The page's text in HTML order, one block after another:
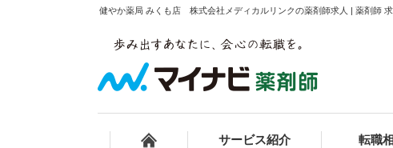
健やか薬局 みくも店 株式会社メディカルリンクの薬剤師求人 | 薬剤師 求
サービス紹介 転職